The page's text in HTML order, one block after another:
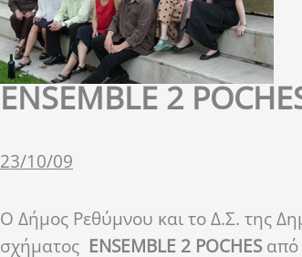
ENSEMBLE 2
23/10/09
Ο Δήμος Ρεθύμνου και το Δ.Σ. της
σχήματος ENSEMBLE 2 POCHESαπό